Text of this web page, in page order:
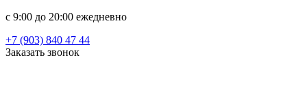
c 9:00 до 20:00 ежедневно
+7 (903) 840 47 44
Заказать звонок